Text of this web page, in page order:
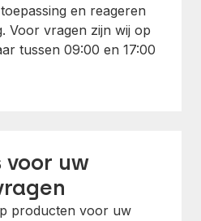
en reageren
Voor vragen zijn wij op
tussen 09:00 en 17:00
voor uw
producten voor uw